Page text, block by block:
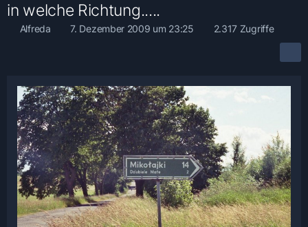
in welche Richtung.....
Alfreda 7. Dezember 2009 um 23:25 2.317 Zugriffe